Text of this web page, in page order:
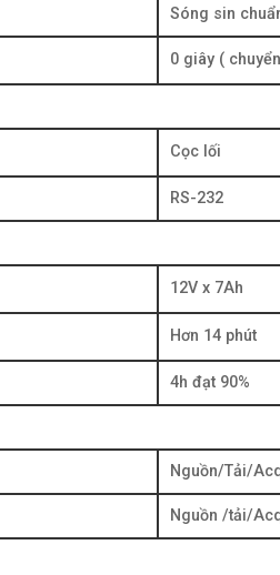
Sóng sin
0 giây (
Cọc lối
RS-232
12V x 7Ah
Hơn 14 phút
4h đạt 90%
Nguồn/Tải/
Nguồn /tải/